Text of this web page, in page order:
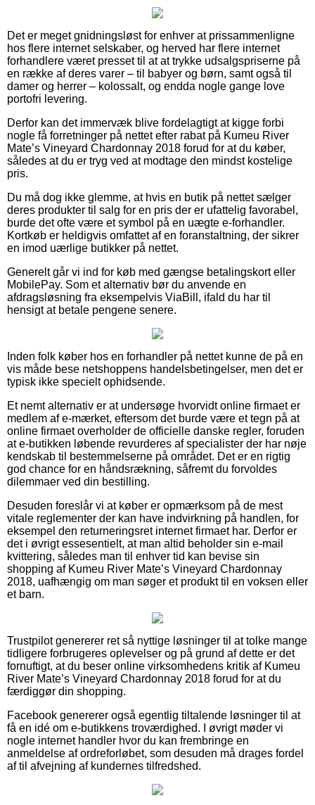
Det er meget gnidningsløst for enhver at prissammenligne
hos flere internet selskaber, og herved har flere internet
forhandlere været presset til at at trykke udsalgspriserne på
en række af deres varer – til babyer og børn, samt også til
damer og herrer – kolossalt, og endda nogle gange love
portofri levering.
Derfor kan det immervæk blive fordelagtigt at kigge forbi
nogle få forretninger på nettet efter rabat på Kumeu River
Mate’s Vineyard Chardonnay 2018 forud for at du køber,
således at du er tryg ved at modtage den mindst kostelige
pris.
Du må dog ikke glemme, at hvis en butik på nettet sælger
deres produkter til salg for en pris der er ufattelig favorabel,
burde det ofte være et symbol på en uægte e-forhandler.
Kortkøb er heldigvis omfattet af en foranstaltning, der sikrer
en imod uærlige butikker på nettet.
Generelt går vi ind for køb med gængse betalingskort eller
MobilePay. Som et alternativ bør du anvende en
afdragsløsning fra eksempelvis ViaBill, ifald du har til
hensigt at betale pengene senere.
Inden folk køber hos en forhandler på nettet kunne de på en
vis måde bese netshoppens handelsbetingelser, men det er
typisk ikke specielt ophidsende.
Et nemt alternativ er at undersøge hvorvidt online firmaet er
medlem af e-mærket, eftersom det burde være et tegn på at
online firmaet overholder de officielle danske regler, foruden
at e-butikken løbende revurderes af specialister der har nøje
kendskab til bestemmelserne på området. Det er en rigtig
god chance for en håndsrækning, såfremt du forvoldes
dilemmaer ved din bestilling.
Desuden foreslår vi at køber er opmærksom på de mest
vitale reglementer der kan have indvirkning på handlen, for
eksempel den returneringsret internet firmaet har. Derfor er
det i øvrigt essesentielt, at man altid beholder sin e-mail
kvittering, således man til enhver tid kan bevise sin
shopping af Kumeu River Mate’s Vineyard Chardonnay
2018, uafhængig om man søger et produkt til en voksen eller
et barn.
Trustpilot genererer ret så nyttige løsninger til at tolke mange
tidligere forbrugeres oplevelser og på grund af dette er det
fornuftigt, at du beser online virksomhedens kritik af Kumeu
River Mate’s Vineyard Chardonnay 2018 forud for at du
færdiggør din shopping.
Facebook genererer også egentlig tiltalende løsninger til at
få en idé om e-butikkens troværdighed. I øvrigt møder vi
nogle internet handler hvor du kan frembringe en
anmeldelse af ordreforløbet, som desuden må drages fordel
af til afvejning af kundernes tilfredshed.